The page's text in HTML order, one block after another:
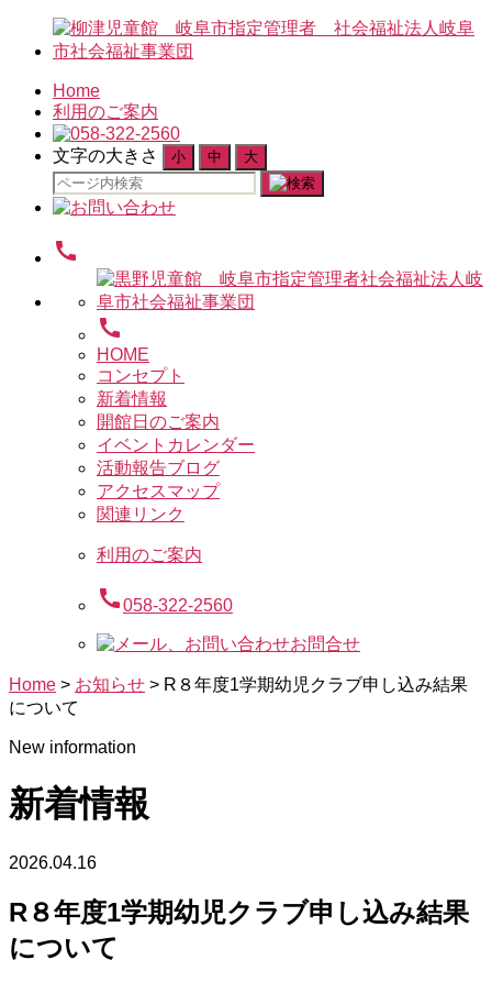
Home
利用のご案内
文字の大きさ 小 中 大
検
索
象:
call
call
HOME
コンセプト
新着情報
開館日のご案内
イベントカレンダー
活動報告ブログ
アクセスマップ
関連リンク
利用のご案内
call058-322-2560
お問合せ
Home > お知らせ > R８年度1学期幼児クラブ申し込み結果
について
New information
新着情報
2026.04.16
R８年度1学期幼児クラブ申し込み結果
について